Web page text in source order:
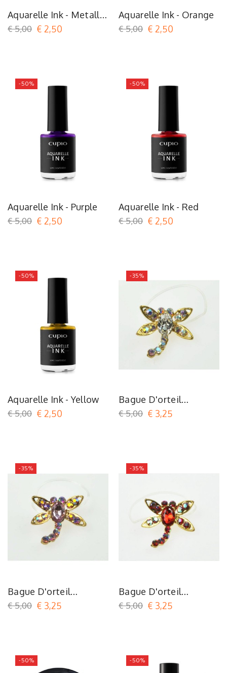
Aquarelle Ink - Metallic
Red
€ 5,00 € 2,50
Aquarelle Ink - Orange
€ 5,00 € 2,50
-50%
Aquarelle Ink - Purple
€ 5,00 € 2,50
-50%
Aquarelle Ink - Red
€ 5,00 € 2,50
-50%
Aquarelle Ink - Yellow
€ 5,00 € 2,50
-35%
Bague D'orteil
Dragonfly AB
€ 5,00 € 3,25
-35%
Bague D'orteil
Dragonfly Pink
€ 5,00 € 3,25
-35%
Bague D'orteil
Dragonfly Red
€ 5,00 € 3,25
-50% -50%